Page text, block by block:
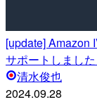
[update] Amazon
サポートしました
清水俊也
2024.09.28